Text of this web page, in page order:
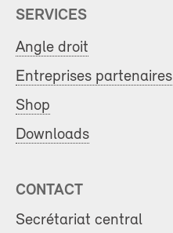
SERVICES
Angle droit
Entreprises partenaires
Shop
Downloads
CONTACT
Secrétariat central